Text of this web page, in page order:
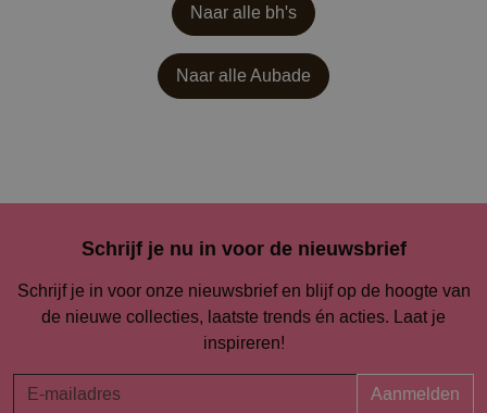
Naar alle bh's
Naar alleAubade
Schrijf je nu in voor de nieuwsbrief
Schrijf je in voor onze nieuwsbrief en blijf op de hoogte van
de nieuwe collecties, laatste trends én acties. Laat je
inspireren!
Aanmelden